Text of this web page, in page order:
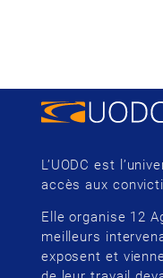
L’UODC est
accès aux
Elle organise 12
meilleurs
exposent et